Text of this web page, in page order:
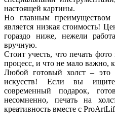
настоящей картины.
Но главным преимуществом
является низкая стоимость!
гораздо ниже, нежели
вручную.
Стоит учесть, что печать
процесс, и что не мало важно,
Любой готовый холст – это
искусств! Если вы ищите
современный подарок,
несомненно, печать на
креативность вместе с